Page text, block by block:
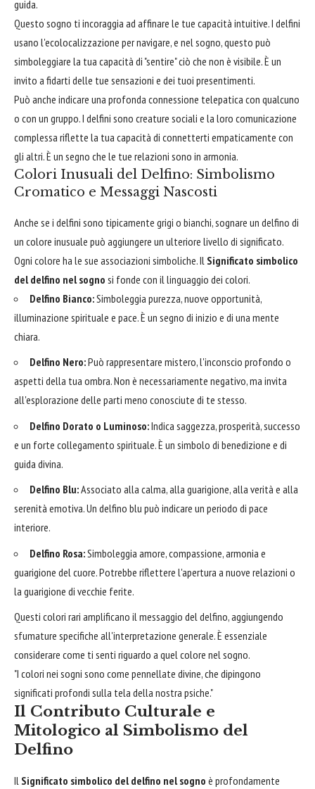
guida.
Questo sogno ti incoraggia ad affinare le tue capacità intuitive. I delfini
usano l'ecolocalizzazione per navigare, e nel sogno, questo può
simboleggiare la tua capacità di "sentire" ciò che non è visibile. È un
invito a fidarti delle tue sensazioni e dei tuoi presentimenti.
Può anche indicare una profonda connessione telepatica con qualcuno
o con un gruppo. I delfini sono creature sociali e la loro comunicazione
complessa riflette la tua capacità di connetterti empaticamente con
gli altri. È un segno che le tue relazioni sono in armonia.
Colori Inusuali del Delfino: Simbolismo
Cromatico e Messaggi Nascosti
Anche se i delfini sono tipicamente grigi o bianchi, sognare un delfino di
un colore inusuale può aggiungere un ulteriore livello di significato.
Ogni colore ha le sue associazioni simboliche. Il Significato simbolico
del delfino nel sogno si fonde con il linguaggio dei colori.
Delfino Bianco:Simboleggia purezza, nuove opportunità,
illuminazione spirituale e pace. È un segno di inizio e di una mente
chiara.
Delfino Nero:Può rappresentare mistero, l'inconscio profondo o
aspetti della tua ombra. Non è necessariamente negativo, ma invita
all'esplorazione delle parti meno conosciute di te stesso.
Delfino Dorato o Luminoso:Indica saggezza, prosperità, successo
e un forte collegamento spirituale. È un simbolo di benedizione e di
guida divina.
Delfino Blu:Associato alla calma, alla guarigione, alla verità e alla
serenità emotiva. Un delfino blu può indicare un periodo di pace
interiore.
Delfino Rosa:Simboleggia amore, compassione, armonia e
guarigione del cuore. Potrebbe riflettere l'apertura a nuove relazioni o
la guarigione di vecchie ferite.
Questi colori rari amplificano il messaggio del delfino, aggiungendo
sfumature specifiche all'interpretazione generale. È essenziale
considerare come ti senti riguardo a quel colore nel sogno.
"I colori nei sogni sono come pennellate divine, che dipingono
significati profondi sulla tela della nostra psiche."
Il Contributo Culturale e
Mitologico al Simbolismo del
Delfino
Il Significato simbolico del delfino nel sogno è profondamente